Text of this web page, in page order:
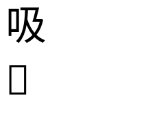
吸
